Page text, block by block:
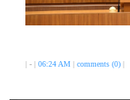
| - | 06:24 AM| comments (0)|